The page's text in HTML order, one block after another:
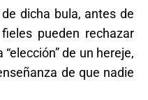
dicha bula, antes de
pueden rechazar
de un hereje,
de que nadie